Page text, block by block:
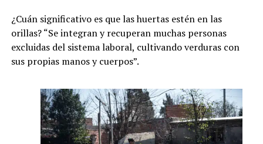
¿Cuán significativo es que las huertas estén en las
orillas? “Se integran y recuperan muchas personas
excluidas del sistema laboral, cultivando verduras con
sus propias manos y cuerpos”.